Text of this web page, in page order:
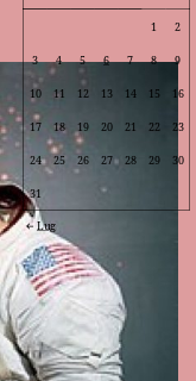
1 2
3 4 5 6 7 8 9
10 11 12 13 14 15 16
17 18 19 20 21 22 23
24 25 26 27 28 29 30
31
Lug